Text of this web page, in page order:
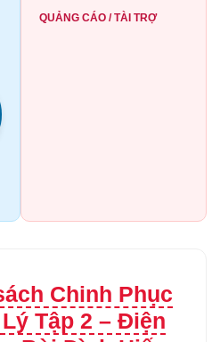
QUẢNG CÁO / TÀI TRỢ
Chinh Phục
Tập 2 – Điện